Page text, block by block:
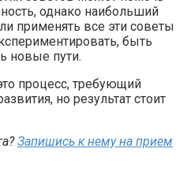
однако наибольший
применять все эти советы
быть
новые пути.
процесс, требующий
но результат стоит
Запишись к нему на прием